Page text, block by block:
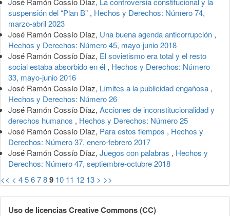
suspensión del “Plan B” , Hechos y Derechos: Número 74,
marzo-abril 2023
José Ramón Cossío Díaz, Una buena agenda anticorrupción ,
Hechos y Derechos: Número 45, mayo-junio 2018
José Ramón Cossío Díaz, El sovietismo era total y el resto
social estaba absorbido en él , Hechos y Derechos: Número
33, mayo-junio 2016
José Ramón Cossío Díaz, Límites a la publicidad engañosa ,
Hechos y Derechos: Número 26
José Ramón Cossío Díaz, Acciones de inconstitucionalidad y
derechos humanos , Hechos y Derechos: Número 25
José Ramón Cossío Díaz, Para estos tiempos , Hechos y
Derechos: Número 37, enero-febrero 2017
José Ramón Cossío Díaz, Juegos con palabras , Hechos y
Derechos: Número 47, septiembre-octubre 2018
<< < 456789 10 11 12 13 > >>
Uso de licencias Creative Commons (CC)